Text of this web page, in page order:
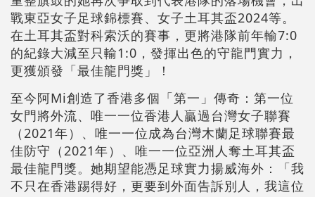
戰東亞女子足球錦標賽、女子土耳其盃2024等。
在土耳其盃對科索沃的賽事，更將港隊前年輸7:0
的紀錄大減至只輸1:0，發揮出色的守龍門實力，
更獲頒發「最佳龍門獎」！
至今阿Mi創造了香港多個「第一」傳奇：第一位
女門將外流、唯一一位香港人贏過台灣女子聯賽
（2021年）、唯一一位成為台灣木蘭足球聯賽最
佳防守（2021年）、唯一一位亞洲人奪土耳其盃
最佳龍門獎。她期望能憑足球實力揚威海外：「我
不只在香港踢得好，更要到外面告訴別人，我這位